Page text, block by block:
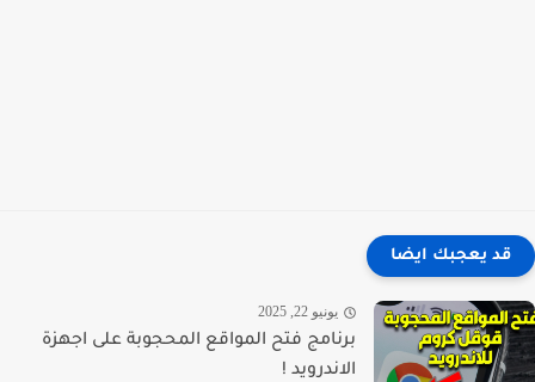
قد يعجبك ايضا
يونيو 22, 2025
برنامج فتح المواقع المحجوبة على اجهزة
الاندرويد !